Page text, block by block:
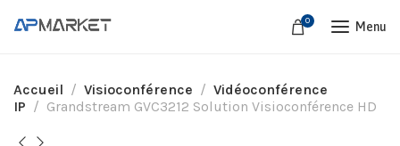
0 Menu
Accueil Visioconférence
Vidéoconférence
IP
Grandstream GVC3212 Solution Visioconférence HD